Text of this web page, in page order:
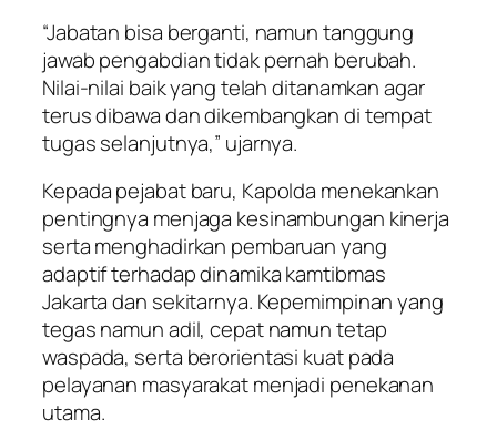
“Jabatan bisa berganti, namun tanggung
jawab pengabdian tidak pernah berubah.
Nilai-nilai baik yang telah ditanamkan agar
terus dibawa dan dikembangkan di tempat
tugas selanjutnya,” ujarnya.
Kepada pejabat baru, Kapolda menekankan
pentingnya menjaga kesinambungan kinerja
serta menghadirkan pembaruan yang
adaptif terhadap dinamika kamtibmas
Jakarta dan sekitarnya. Kepemimpinan yang
tegas namun adil, cepat namun tetap
waspada, serta berorientasi kuat pada
pelayanan masyarakat menjadi penekanan
utama.